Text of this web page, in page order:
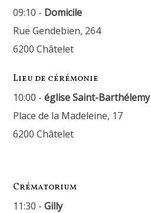
09:10 - Domicile
Rue Gendebien, 264
6200 Châtelet
Lieu de cérémonie
10:00 -église Saint-Barthélemy
Place de la Madeleine, 17
6200 Châtelet
Crématorium
11:30 -Gilly